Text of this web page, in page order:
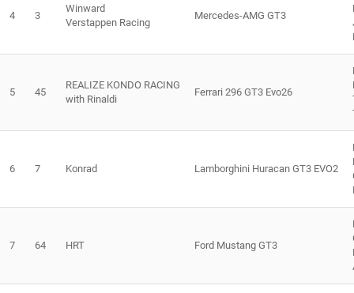
4 3
Winward
Verstappen Racing
Mercedes-AMG GT3
5 45
REALIZE KONDO RACING
with Rinaldi
Ferrari 296 GT3 Evo26
6 7 Konrad Lamborghini Huracan GT3 EVO2
7 64 HRT Ford Mustang GT3